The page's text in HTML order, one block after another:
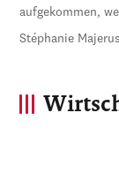
aufgekommen,
Stéphanie